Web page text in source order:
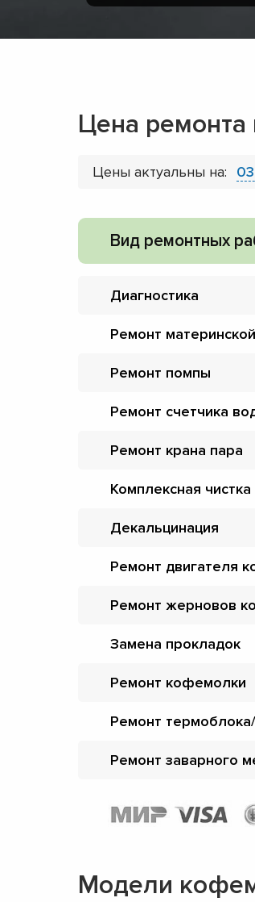
Цена
Цены актуальны на:
Вид ремонтных
Диагностика
Ремонт
Ремонт помпы
Ремонт счетчика
Ремонт крана пара
Комплексная чистка
Декальцинация
Ремонт двигателя
Ремонт жерновов
Замена прокладок
Ремонт кофемолки
Ремонт
Ремонт заварного
Модели